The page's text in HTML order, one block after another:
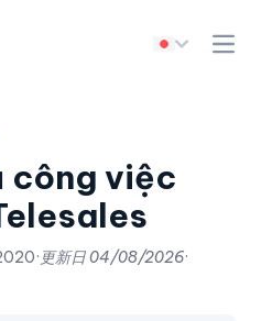
công việc
· 更新日04/08/2026·